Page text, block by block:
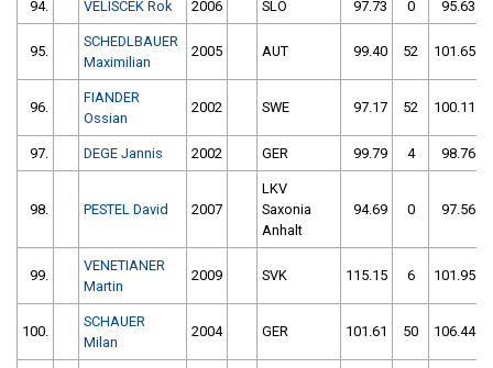
94. VELISCEK Rok 2006 SLO 97.73 0 95.63
95.
SCHEDLBAUER
Maximilian
2005 AUT 99.40 52 101.65
96.
FIANDER
Ossian
2002 SWE 97.17 52 100.11
97. DEGE Jannis 2002 GER 99.79 4 98.76
98. PESTEL David 2007
LKV
Saxonia
Anhalt
94.69 0 97.56
99.
VENETIANER
Martin
2009 SVK 115.15 6 101.95
100.
SCHAUER
Milan
2004 GER 101.61 50 106.44